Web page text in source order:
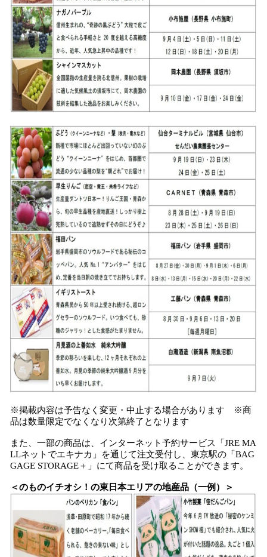
※掲載内容は予告なく変更・中止する場合があります ※商
品は数量限定でなくなり次第終了となります
また、一部の商品は、インターネット予約サービス「JRE MA
LLネットでエキナカ」を通じて注文受付し、東京駅の「BAG
GAGE STORAGE＋」にて商品を受け取ることができます。
＜のものイチオシ！の東日本エリアの地産品（一例）＞